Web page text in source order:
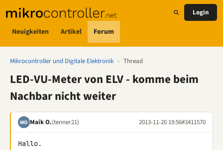
Neuigkeiten Artikel Forum
Login
Mikrocontroller und Digitale Elektronik › Thread
LED-VU-Meter von ELV - komme beim
Nachbar nicht weiter
MO Maik O.(tenner21) 2013-11-20 19:56#3411570
Hallo.